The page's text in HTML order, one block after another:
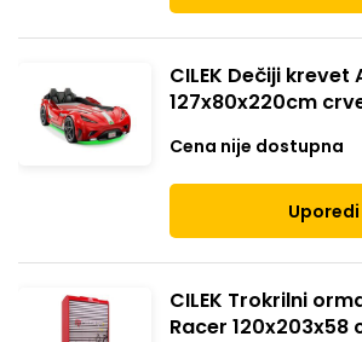
CILEK Dečiji krevet
127x80x220cm
Cena nije dostupna
CILEK Trokrilni
Racer 120x203x58